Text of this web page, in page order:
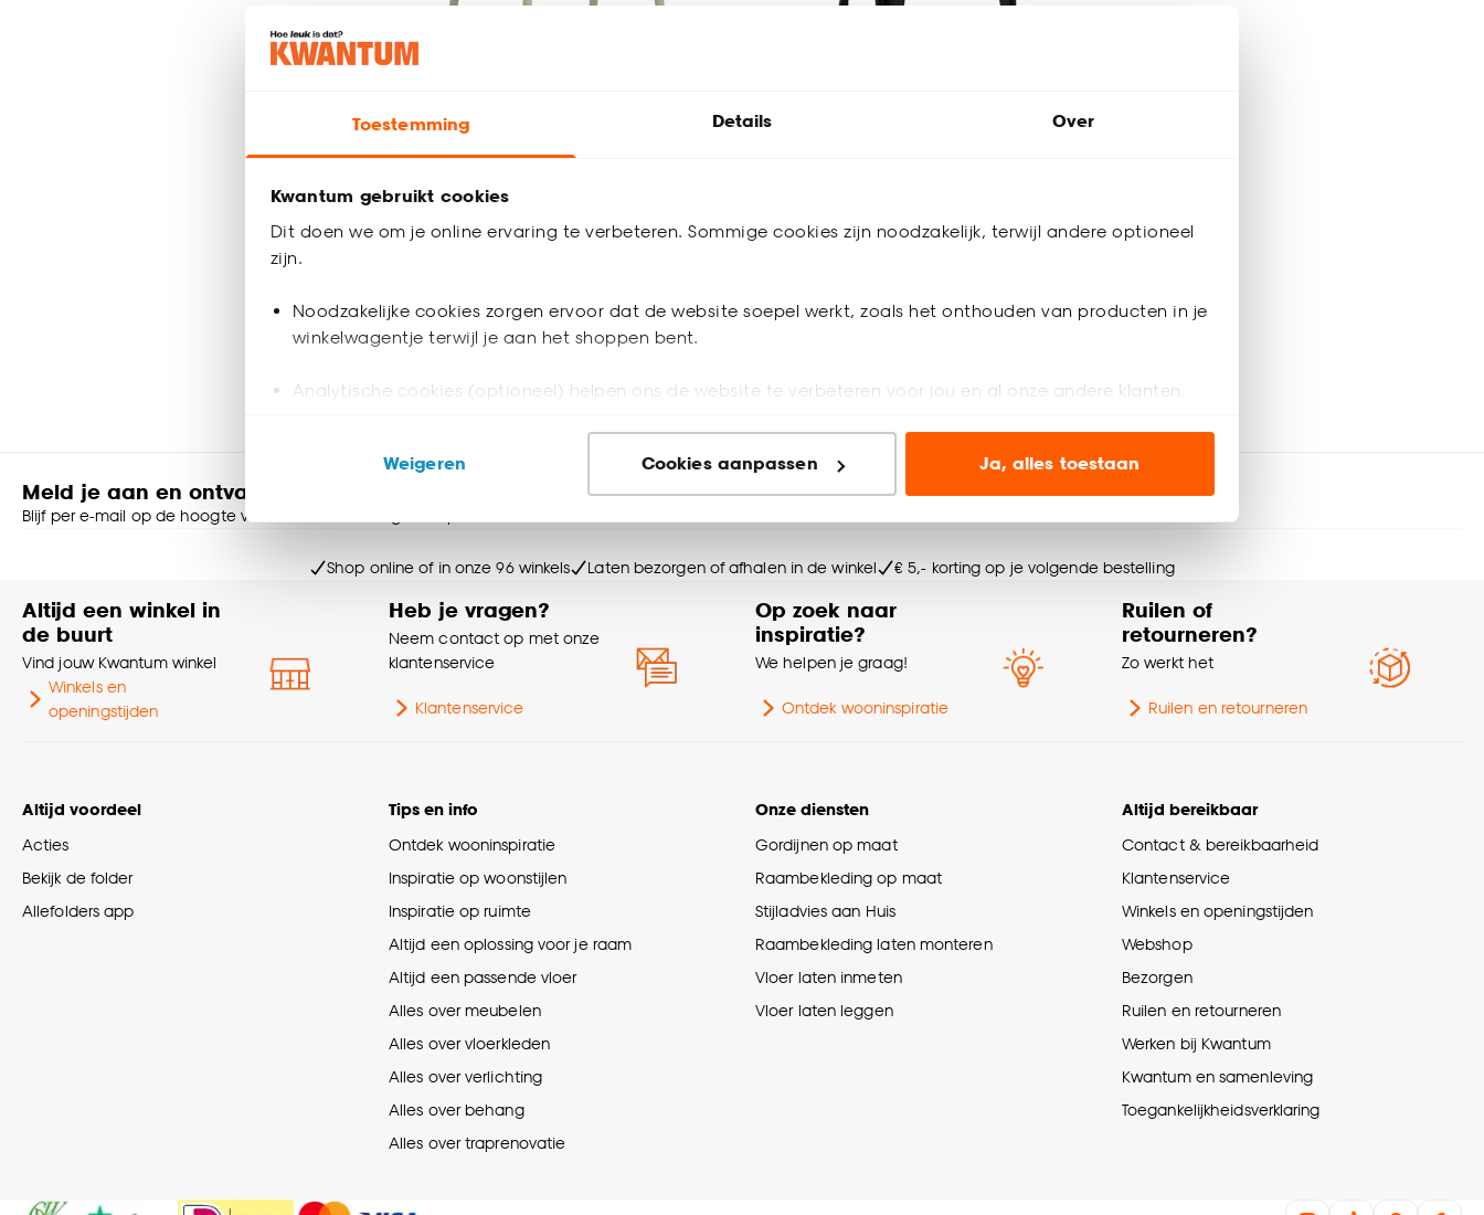
Toestemming Details Over
Kwantum gebruikt cookies
Dit doen we om je online ervaring te verbeteren. Sommige cookies zijn noodzakelijk, terwijl andere optioneel
zijn.
Noodzakelijke cookies zorgen ervoor dat de website soepel werkt, zoals het onthouden van producten in je
winkelwagentje terwijl je aan het shoppen bent.
Analytische cookies (optioneel) helpen ons de website te verbeteren voor jou en al onze andere klanten.
ook buiten de website voor advertenties en communicatie.
Klik op ‘Ja, alles toestaan’ om gebruik te maken van alle cookies, of klik op ‘weigeren’ om alleen de
accepteren door op ‘Cookies aanpassen’ te klikken.
Goed om te weten is dat je deze keuze altijd nog kan aanpassen, bekijk hiervoor onze cookieverklaring.
Weigeren Cookies aanpassen Ja, alles toestaan
Tuinstoel Latina Groen
4.9 (9)
Alleen in de winkel
4.8(12)
Meld je aan en ontvang € 5,- korting op je volgende bestelling
Blijf per e-mail op de hoogte van leuke aanbiedingen, inspiratie en meer!
Shop online of in onze 96 winkels Laten bezorgen of afhalen in de winkel € 5,- korting op je volgende bestelling
Altijd een winkel in
de buurt
Vind jouw Kwantum winkel
Winkels en
openingstijden
Heb je vragen?
Neem contact op met onze
klantenservice
Klantenservice
Op zoek naar
inspiratie?
We helpen je graag!
Ontdek wooninspiratie
Ruilen of
retourneren?
Zo werkt het
Ruilen en retourneren
Altijd voordeel
Acties
Bekijk de folder
Allefolders app
Tips en info
Ontdek wooninspiratie
Inspiratie op woonstijlen
Inspiratie op ruimte
Altijd een oplossing voor je raam
Altijd een passende vloer
Alles over meubelen
Alles over vloerkleden
Alles over verlichting
Alles over behang
Alles over traprenovatie
Onze diensten
Gordijnen op maat
Raambekleding op maat
Stijladvies aan Huis
Raambekleding laten monteren
Vloer laten inmeten
Vloer laten leggen
Altijd bereikbaar
Contact & bereikbaarheid
Klantenservice
Winkels en openingstijden
Webshop
Bezorgen
Ruilen en retourneren
Werken bij Kwantum
Kwantum en samenleving
Toegankelijkheidsverklaring